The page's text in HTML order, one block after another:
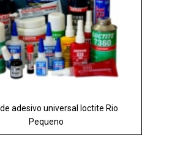
adesivo universal loctite Rio
Pequeno